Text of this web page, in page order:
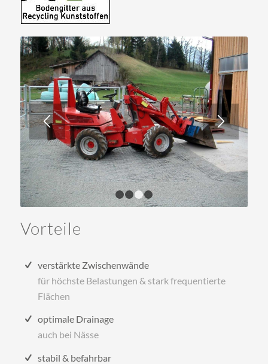
1 2 3 4
Vorteile
verstärkte Zwischenwände
für höchste Belastungen & stark frequentierte
Flächen
optimale Drainage
auch bei Nässe
stabil & befahrbar